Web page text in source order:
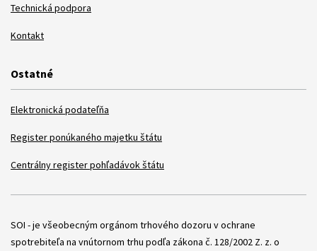
Technická podpora
Kontakt
Ostatné
Elektronická podateľňa
Register ponúkaného majetku štátu
Centrálny register pohľadávok štátu
Položky
SOI - je všeobecným orgánom trhového dozoru v ochrane
spotrebiteľa na vnútornom trhu podľa zákona č. 128/2002 Z. z. o